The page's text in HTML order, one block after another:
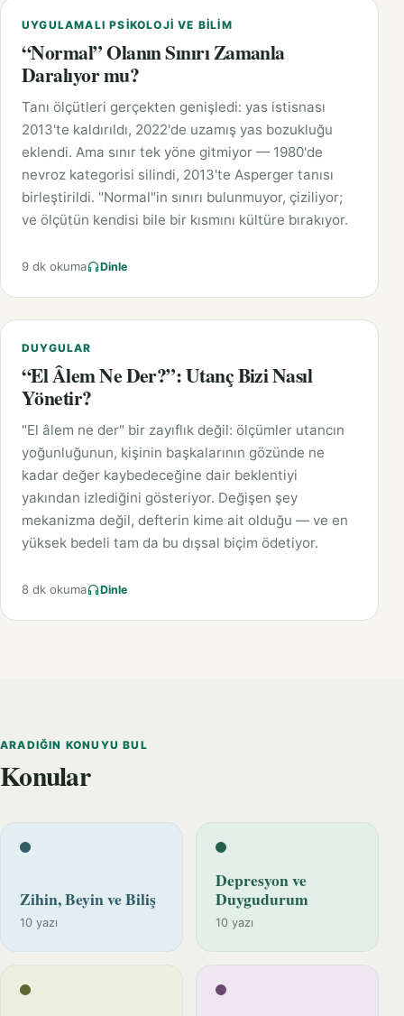
UYGULAMALI PSIKOLOJI VE BILIM
“Normal” Olanın Sınırı Zamanla
Daralıyor mu?
Tanı ölçütleri gerçekten genişledi: yas istisnası
2013'te kaldırıldı, 2022'de uzamış yas bozukluğu
eklendi. Ama sınır tek yöne gitmiyor — 1980'de
nevroz kategorisi silindi, 2013'te Asperger tanısı
birleştirildi. "Normal"in sınırı bulunmuyor, çiziliyor;
ve ölçütün kendisi bile bir kısmını kültüre bırakıyor.
9 dk okuma Dinle
DUYGULAR
“El Âlem Ne Der?”: Utanç Bizi Nasıl
Yönetir?
"El âlem ne der" bir zayıflık değil: ölçümler utancın
yoğunluğunun, kişinin başkalarının gözünde ne
kadar değer kaybedeceğine dair beklentiyi
yakından izlediğini gösteriyor. Değişen şey
mekanizma değil, defterin kime ait olduğu — ve en
yüksek bedeli tam da bu dışsal biçim ödetiyor.
8 dk okuma Dinle
ARADIĞIN KONUYU BUL
Konular
Zihin, Beyin ve Biliş
10 yazı
Depresyon ve
Duygudurum
10 yazı